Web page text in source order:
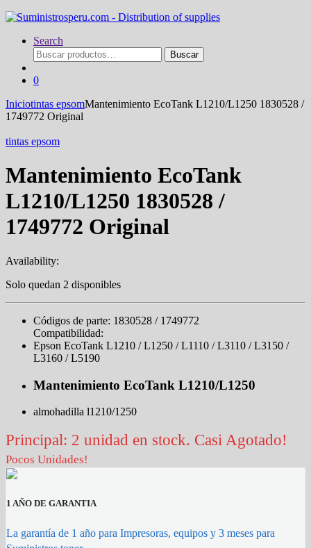
Search
Buscar
por:
Buscar
0
Iniciotintas epsomMantenimiento EcoTank L1210/L1250 1830528 /
1749772 Original
tintas epsom
Mantenimiento EcoTank
L1210/L1250 1830528 /
1749772 Original
Availability:
Solo quedan 2 disponibles
Códigos de parte: 1830528 / 1749772
Compatibilidad:
Epson EcoTank L1210 / L1250 / L1110 / L3110 / L3150 /
L3160 / L5190
Mantenimiento EcoTank L1210/L1250
almohadilla l1210/1250
Principal: 2 unidad en stock. Casi Agotado!
Pocos Unidades!
1 AÑO DE GARANTIA
La garantía de 1 año para Impresoras, equipos y 3 meses para